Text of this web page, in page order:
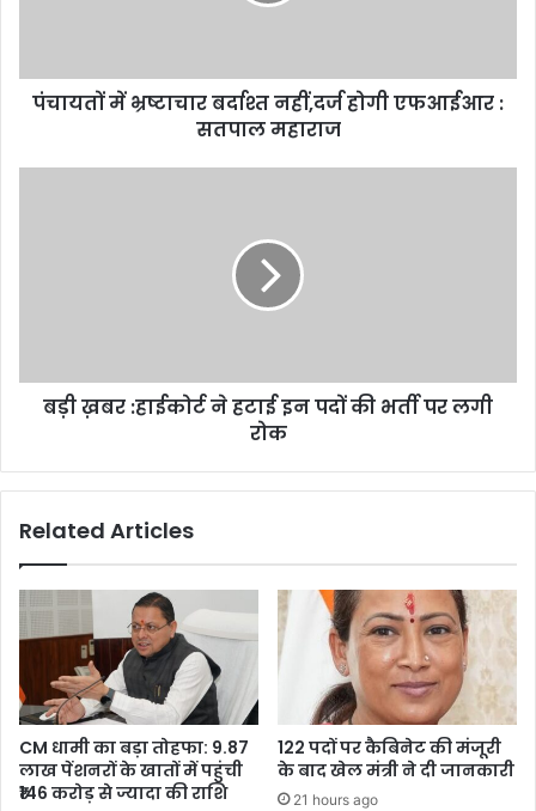
सतपाल
महाराज
पंचायतों में भ्रष्टाचार बर्दाश्त नहीं,दर्ज होगी एफआईआर :
सतपाल महाराज
भर्ती
बड़ी ख़बर :हाईकोर्ट ने हटाई इन पदों की भर्ती पर लगी
रोक
Related Articles
CM धामी का बड़ा तोहफा: 9.87
लाख पेंशनरों के खातों में पहुंची
₹146 करोड़ से ज्यादा की राशि
122 पदों पर कैबिनेट की मंजूरी
के बाद खेल मंत्री ने दी जानकारी
21 hours ago